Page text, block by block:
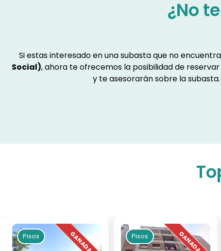
¿No
Si estas interesado en una subasta que no
Social), ahora te ofrecemos la posibilidad de
y te asesorarán sobre la
Pisos Pisos